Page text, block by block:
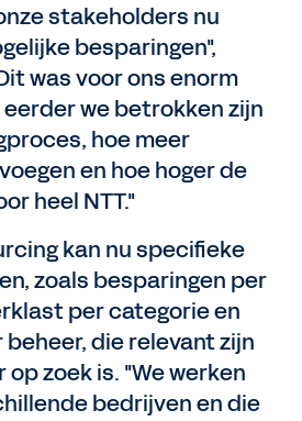
stakeholders nu
besparingen",
was voor ons enorm
we betrokken zijn
hoe meer
en hoe hoger de
heel NTT."
kan nu specifieke
zoals besparingen per
per categorie en
die relevant zijn
zoek is. "We werken
bedrijven en die